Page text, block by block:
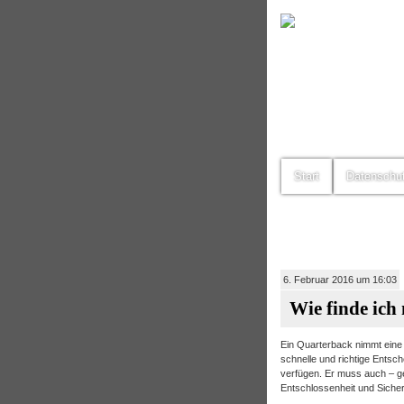
Start
6. Februar 2016 um 16:03
Wie finde ich
Ein Quarterback nimmt
schnelle und richtige
verfügen. Er muss auch –
Entschlossenheit und